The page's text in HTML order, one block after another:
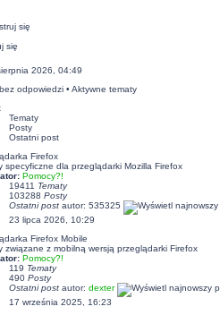
się
się
2026, 04:49
odpowiedzi• Aktywne tematy
Tematy
Posty
Ostatni post
Firefox
specyficzne dla przeglądarki Mozilla Firefox
Pomocy?!
19411 Tematy
103288 Posty
Ostatni postautor: 535325
23 lipca 2026, 10:29
Firefox Mobile
związane z mobilną wersją przeglądarki Firefox
Pomocy?!
119 Tematy
490 Posty
Ostatni postautor: dexter
17 września 2025, 16:23